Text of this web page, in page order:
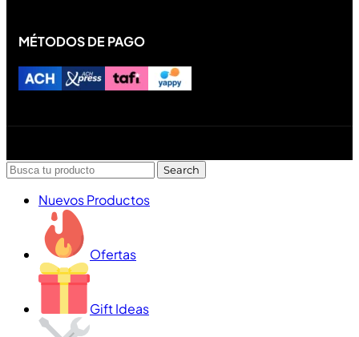
MÉTODOS DE PAGO
Search
Nuevos Productos
Ofertas
Gift Ideas